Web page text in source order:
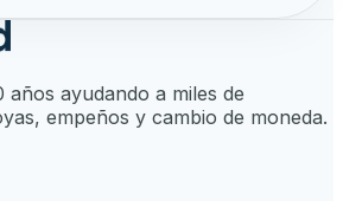
años ayudando a miles de
empeños y cambio de moneda.